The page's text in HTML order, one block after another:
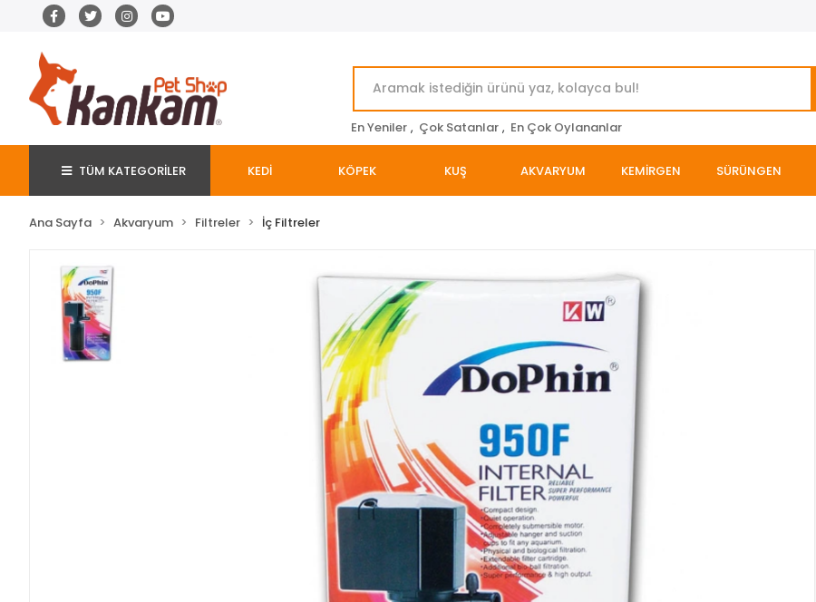
En Yeniler , Çok Satanlar , En Çok Oylananlar
TÜM KATEGORİLER KEDİ KÖPEK KUŞ AKVARYUM KEMİRGEN SÜRÜNGEN
Ana Sayfa Akvaryum Filtreler İç Filtreler